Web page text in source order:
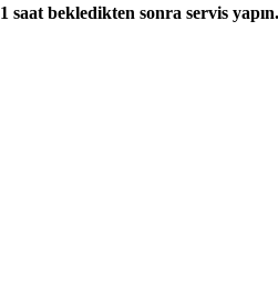
saat bekledikten sonra servis yapın.